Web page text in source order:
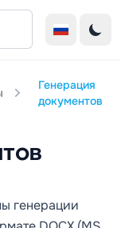
Генерация
документов
генерации